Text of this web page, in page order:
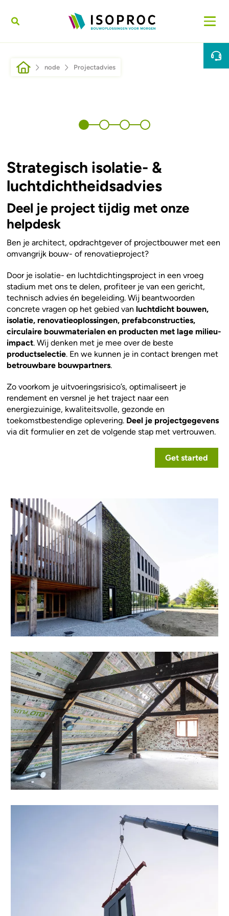
Breadcrumb
node Projectadvies
Strategisch isolatie- &
luchtdichtheidsadvies
Deel je project tijdig met onze
helpdesk
Ben je architect, opdrachtgever of projectbouwer met een
omvangrijk bouw- of renovatieproject?
Door je isolatie- en luchtdichtingsproject in een vroeg
stadium met ons te delen, profiteer je van een gericht,
technisch advies én begeleiding. Wij beantwoorden
concrete vragen op het gebied vanluchtdicht bouwen,
isolatie, renovatieoplossingen, prefabconstructies,
circulaire bouwmaterialen en producten met lage milieu-
impact. Wij denken met je mee over de beste
productselectie. En we kunnen je in contact brengen met
betrouwbare bouwpartners.
Zo voorkom je uitvoeringsrisico’s, optimaliseert je
rendement en versnel je het traject naar een
energiezuinige, kwaliteitsvolle, gezonde en
toekomstbestendige oplevering. Deel je projectgegevens
via dit formulier en zet de volgende stap met vertrouwen.
Get started